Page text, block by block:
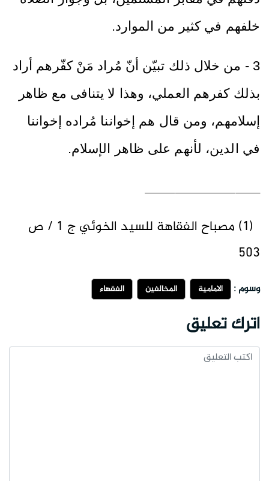
خلفهم في كثير من الموارد.
3 - من خلال ذلك تبيّن أنّ مُراد مَنْ كفّرهم أراد
بذلك كفرهم العملي، وهذا لا يتنافى مع ظاهر
إسلامهم، ومن قال هم إخواننا مُراده إخواننا
في الدين، لأنهم على ظاهر الإسلام.
___________________
(1) مصباح الفقاهة للسيد الخوئي ج 1 / ص
503
وسوم : الامامية المخالفين الفقهاء
اترك تعليق